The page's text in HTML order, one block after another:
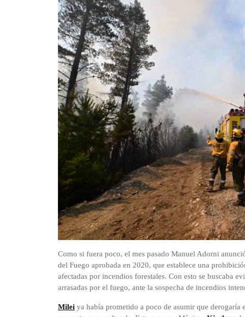
Como si fuera poco, el mes pasado Manuel Adorni
del Fuego aprobada en 2020, que establece una
afectadas por incendios forestales. Con esto se buscaba
arrasadas por el fuego, ante la sospecha de incendios
Milei ya había prometido a poco de asumir que derogaría